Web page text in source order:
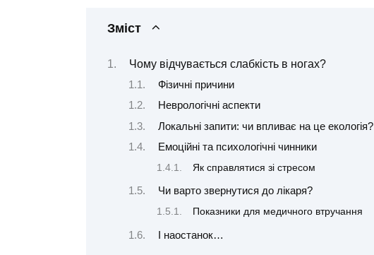
Зміст
Чому відчувається слабкість в ногах?
Фізичні причини
Неврологічні аспекти
Локальні запити: чи впливає на це екологія?
Емоційні та психологічні чинники
Як справлятися зі стресом
Чи варто звернутися до лікаря?
Показники для медичного втручання
І наостанок…